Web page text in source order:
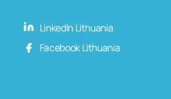
LinkedIn Lithuania
Facebook Lithuania